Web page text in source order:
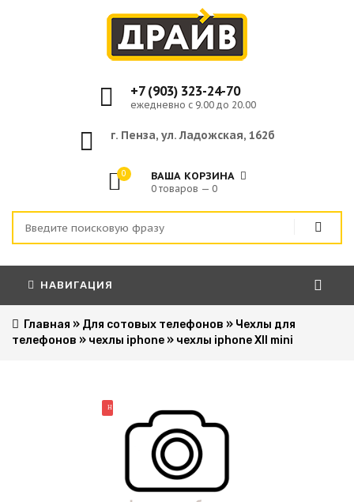
+7 (903) 323-24-70
ежедневно с 9.00 до 20.00
г. Пенза, ул. Ладожская, 162б
0 ВАША КОРЗИНА
0 товаров — 0
НАВИГАЦИЯ
Главная » Для сотовых телефонов » Чехлы для
телефонов » чехлы iphone » чехлы iphone XII mini
НОВИНКА